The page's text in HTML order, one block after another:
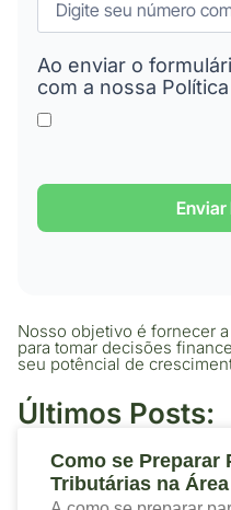
Ao enviar o
com a nossa
Enviar
Nosso objetivo é fornecer
para tomar decisões
seu potêncial de
Últimos Posts:
Como se Preparar
Tributárias na